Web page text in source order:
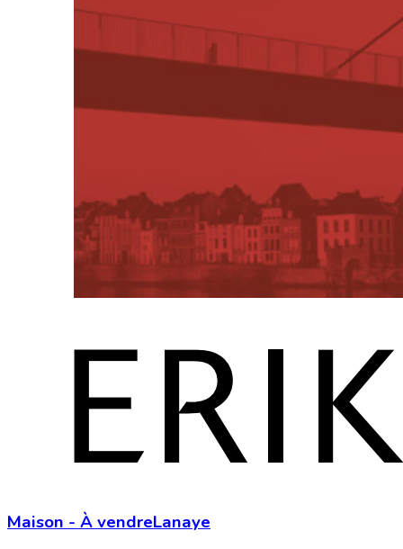
Maison - À vendreLanaye